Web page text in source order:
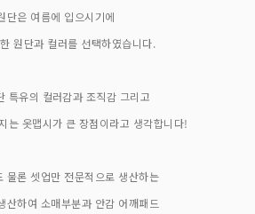
단은 여름에 입으시기에
원단과 컬러를 선택하였습니다.
특유의 컬러감과 조직감 그리고
는 옷맵시가 큰 장점이라고 생각합니다!
물론 셋업만 전문적으로 생산하는
산하여 소매부분과 안감 어깨패드